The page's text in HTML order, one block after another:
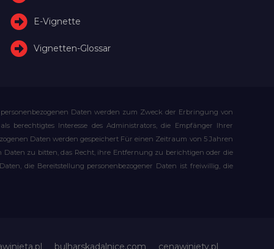
E-Vignette
Vignetten-Glossar
Daten werden zum Zweck der Erbringung von
berechtigtes Interesse des Administrators, die Empfänger Ihrer
Daten werden gespeichert Für einen Zeitraum von 5 Jahren
Daten zu bitten, das Recht, ihre Entfernung zu berichtigen oder die
die Bereitstellung personenbezogener Daten ist freiwillig, die
bulharskadalnice.com cenawiniety.pl